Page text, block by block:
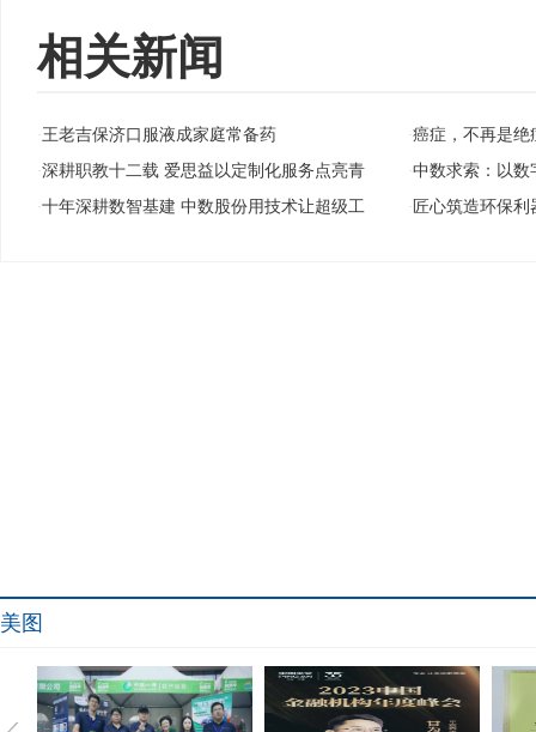
相关新闻
·王老吉保济口服液成家庭常备药 ·癌症，不再是
·深耕职教十二载 爱思益以定制化服务点亮青 ·中数求索：以数
·十年深耕数智基建 中数股份用技术让超级工 · 匠心筑造环保
美图